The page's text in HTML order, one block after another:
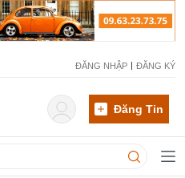
ĐĂNG NHẬP ĐĂNG KÝ
Đăng Tin